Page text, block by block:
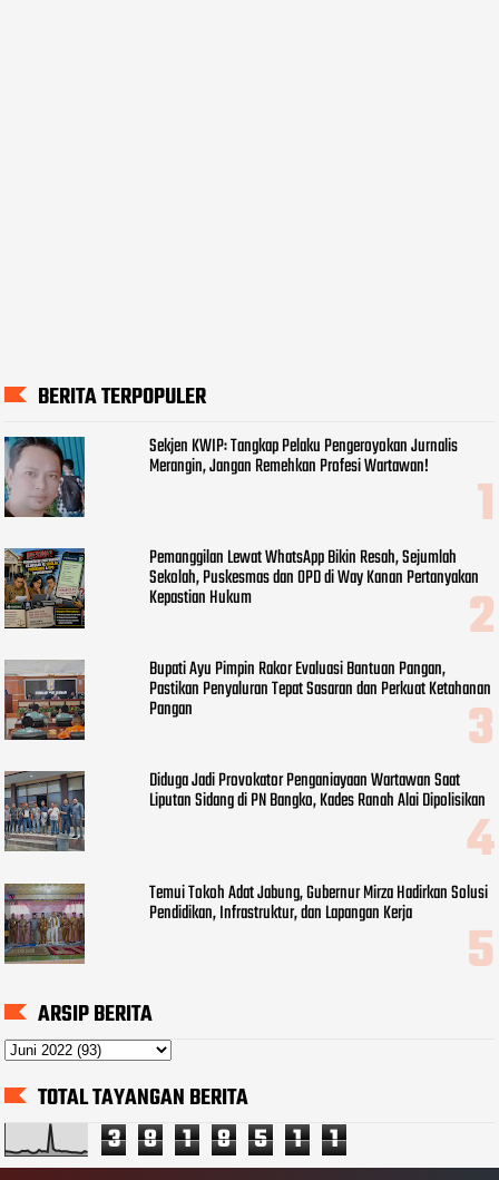
BERITA TERPOPULER
Sekjen KWIP: Tangkap Pelaku Pengeroyokan Jurnalis
Merangin, Jangan Remehkan Profesi Wartawan!
Pemanggilan Lewat WhatsApp Bikin Resah, Sejumlah
Sekolah, Puskesmas dan OPD di Way Kanan Pertanyakan
Kepastian Hukum
Bupati Ayu Pimpin Rakor Evaluasi Bantuan Pangan,
Pastikan Penyaluran Tepat Sasaran dan Perkuat Ketahanan
Pangan
Diduga Jadi Provokator Penganiayaan Wartawan Saat
Liputan Sidang di PN Bangko, Kades Ranah Alai Dipolisikan
Temui Tokoh Adat Jabung, Gubernur Mirza Hadirkan Solusi
Pendidikan, Infrastruktur, dan Lapangan Kerja
ARSIP BERITA
TOTAL TAYANGAN BERITA
3 8 1 8 5 1 1